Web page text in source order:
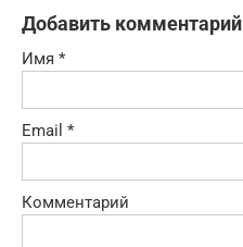
Добавить комментарий
Имя *
Email *
Комментарий